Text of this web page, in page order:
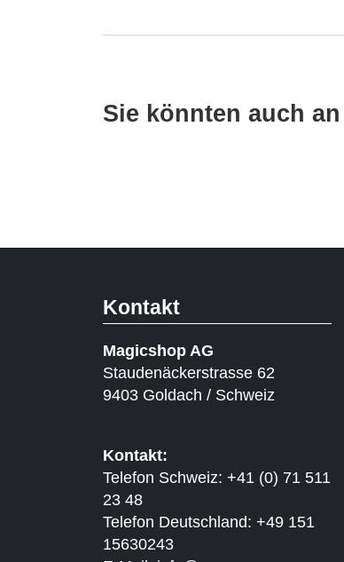
Sie könnten auch
Kontakt
Magicshop AG
Staudenäckerstrasse 62
9403 Goldach / Schweiz
Kontakt:
Telefon Schweiz: +41 (0) 71 511
23 48
Telefon Deutschland: +49 151
15630243